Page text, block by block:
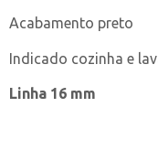
Acabamento preto
Indicado cozinha e
Linha 16 mm